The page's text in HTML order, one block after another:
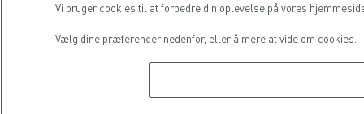
Vi bruger cookies til at forbedre din oplevelse på vores
Vælg dine præferencer nedenfor, eller å mere at vide om cookies.